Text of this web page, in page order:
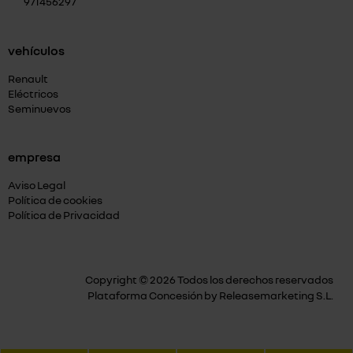
vehículos
Renault
Eléctricos
Seminuevos
empresa
Aviso Legal
Política de cookies
Política de Privacidad
Copyright © 2026 Todos los derechos reservados
Plataforma Concesión by Releasemarketing S.L.